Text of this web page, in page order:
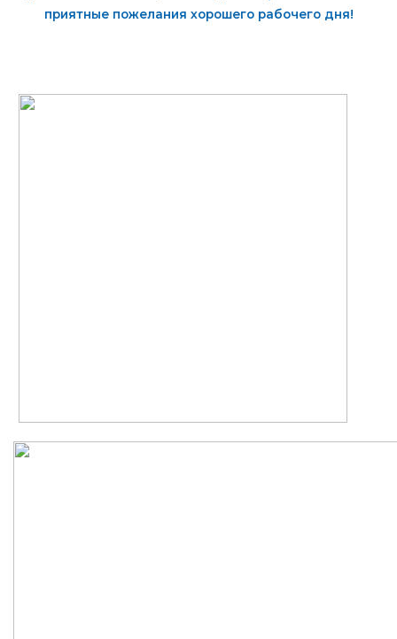
приятные пожелания хорошего рабочего дня!